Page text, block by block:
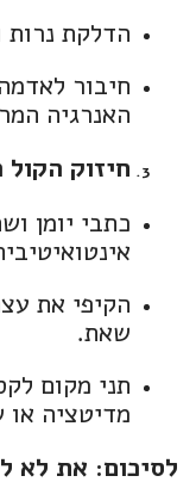
הדלקת נרות
חיבור
האנרגיה
חיזוק
כתבי יומן
הקיפי את
שאת.
תני מקום
מדיטציה
לסיכום: את לא